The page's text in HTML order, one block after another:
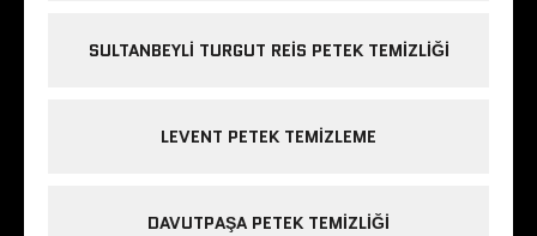
SULTANBEYLI TURGUT REIS PETEK TEMIZLIĞI
LEVENT PETEK TEMIZLEME
DAVUTPAŞA PETEK TEMIZLIĞI